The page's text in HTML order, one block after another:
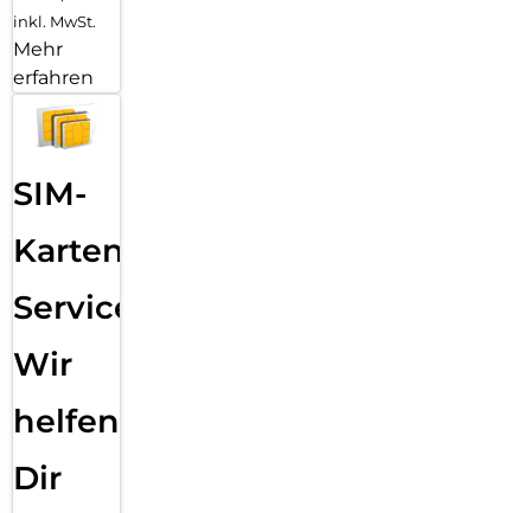
verdeckten Öffnungen für Lautsprecher oder Mikrofone und
erst recht keine Blasen unter der Displayfolie.
inkl. MwSt.
Mehr
erfahren
SIM-
Karten
Service:
Wir
helfen
Dir